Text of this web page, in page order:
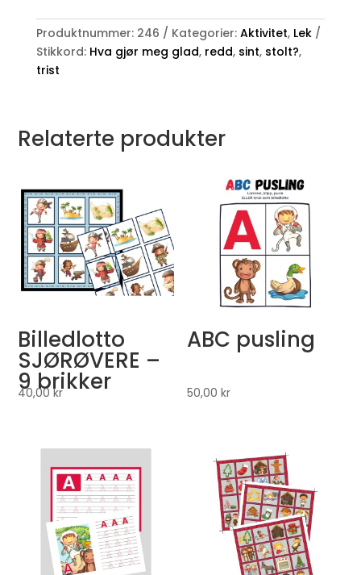
Produktnummer: 246 Kategorier: Aktivitet, Lek
Stikkord: Hva gjør meg glad, redd, sint, stolt?,
trist
Relaterte produkter
Billedlotto
SJØRØVERE –
9 brikker
40,00kr
ABC pusling
50,00kr